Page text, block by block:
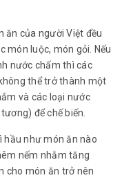
ăn của người Việt đều
món luộc, món gỏi. Nếu
nước chấm thì các
thể trở thành một
và các loại nước
để chế biến.
hầu như món ăn nào
nếm nhằm tăng
cho món ăn trở nên